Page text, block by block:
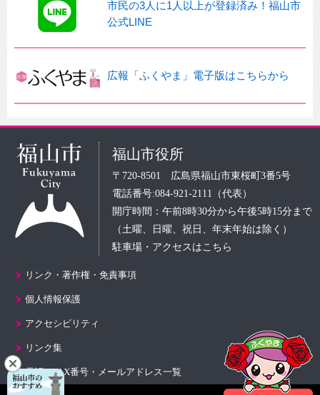
市民の3人に1人以上が登録済み！福山市
公式LINE
広報「ふくやま」電子版はこちらから
福山市役所
〒720-8501 広島県福山市東桜町3番5号
電話番号:084-921-2111（代表）
開庁時間：午前8時30分から午後5時15分まで
（土曜、日曜、祝日、年末年始は除く）
駐車場・アクセスはこちら
リンク・著作権・免責事項
個人情報保護
アクセシビリティ
リンク集
電話・FAX番号・メールアドレス一覧